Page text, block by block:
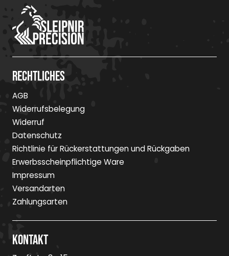
Rechtliches
AGB
Widerrufsbelegung
Widerruf
Datenschutz
Richtlinie für Rückerstattungen und Rückgaben
Erwerbsscheinpflichtige Ware
Impressum
Versandarten
Zahlungsarten
Kontakt